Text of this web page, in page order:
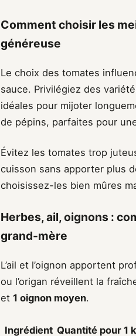
Comment choisir les
généreuse
Le choix des tomates
sauce. Privilégiez des
idéales pour mijoter
de pépins, parfaites pour
Évitez les tomates trop
cuisson sans apporter plus
choisissez-les bien mûres
Herbes, ail, oignons :
grand-mère
L’ail et l’oignon apportent
ou l’origan réveillent la
et 1 oignon moyen.
Ingrédient Quantité pour 1